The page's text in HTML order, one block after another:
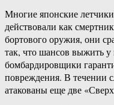
Многие японские
действовали как
бортового оружия, они
так, что шансов выжить у
бомбардировщики
повреждения. В течении
атакованы еще две